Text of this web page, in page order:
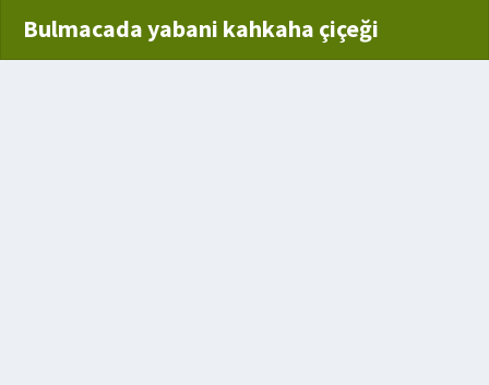
Bulmacada yabani kahkaha çiçeği